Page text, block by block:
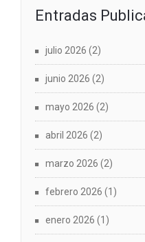
Entradas
julio 2026 (2)
junio 2026 (2)
mayo 2026 (2)
abril 2026 (2)
marzo 2026 (2)
febrero 2026 (1)
enero 2026 (1)